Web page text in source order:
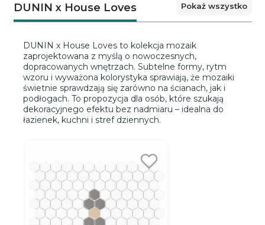
DUNIN x House Loves Pokaż wszystko
DUNIN x House Loves to kolekcja mozaik
zaprojektowana z myślą o nowoczesnych,
dopracowanych wnętrzach. Subtelne formy, rytm
wzoru i wyważona kolorystyka sprawiają, że mozaiki
świetnie sprawdzają się zarówno na ścianach, jak i
podłogach. To propozycja dla osób, które szukają
dekoracyjnego efektu bez nadmiaru – idealna do
łazienek, kuchni i stref dziennych.